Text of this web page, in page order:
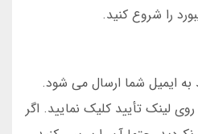
را شروع کنید.
به ایمیل شما ارسال می شود.
لینک تأیید کلیک نمایید. اگر